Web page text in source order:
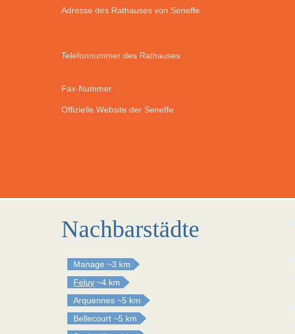
Adresse des Rathauses von Seneffe
Telefonnummer des Rathauses
Fax-Nummer
Offizielle Website der Seneffe
Nachbarstädte
Manage ~3 km
Feluy ~4 km
Arquennes ~5 km
Bellecourt ~5 km